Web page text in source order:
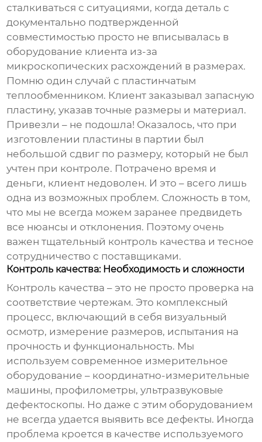
сталкиваться с ситуациями, когда деталь с
документально подтвержденной
совместимостью просто не вписывалась в
оборудование клиента из-за
микроскопических расхождений в размерах.
Помню один случай с пластинчатым
теплообменником. Клиент заказывал запасную
пластину, указав точные размеры и материал.
Привезли – не подошла! Оказалось, что при
изготовлении пластины в партии был
небольшой сдвиг по размеру, который не был
учтен при контроле. Потрачено время и
деньги, клиент недоволен. И это – всего лишь
одна из возможных проблем. Сложность в том,
что мы не всегда можем заранее предвидеть
все нюансы и отклонения. Поэтому очень
важен тщательный контроль качества и тесное
сотрудничество с поставщиками.
Контроль качества: Необходимость и сложности
Контроль качества – это не просто проверка на
соответствие чертежам. Это комплексный
процесс, включающий в себя визуальный
осмотр, измерение размеров, испытания на
прочность и функциональность. Мы
используем современное измерительное
оборудование – координатно-измерительные
машины, профилометры, ультразвуковые
дефектоскопы. Но даже с этим оборудованием
не всегда удается выявить все дефекты. Иногда
проблема кроется в качестве используемого